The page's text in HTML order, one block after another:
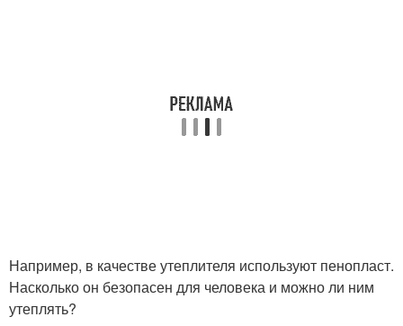
Например, в качестве утеплителя используют пенопласт.
Насколько он безопасен для человека и можно ли ним
утеплять?